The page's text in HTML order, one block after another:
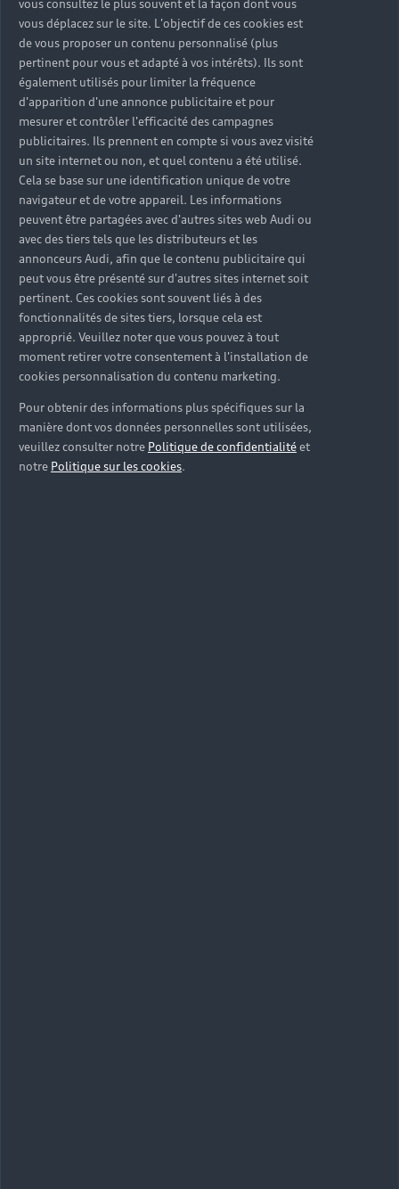
vous consultez le plus souvent et la façon dont vous
vous déplacez sur le site. L'objectif de ces cookies est
de vous proposer un contenu personnalisé (plus
pertinent pour vous et adapté à vos intérêts). Ils sont
également utilisés pour limiter la fréquence
d'apparition d'une annonce publicitaire et pour
mesurer et contrôler l'efficacité des campagnes
publicitaires. Ils prennent en compte si vous avez visité
un site internet ou non, et quel contenu a été utilisé.
Cela se base sur une identification unique de votre
navigateur et de votre appareil. Les informations
peuvent être partagées avec d'autres sites web Audi ou
avec des tiers tels que les distributeurs et les
annonceurs Audi, afin que le contenu publicitaire qui
peut vous être présenté sur d'autres sites internet soit
pertinent. Ces cookies sont souvent liés à des
fonctionnalités de sites tiers, lorsque cela est
approprié. Veuillez noter que vous pouvez à tout
moment retirer votre consentement à l'installation de
cookies personnalisation du contenu marketing.
Pour obtenir des informations plus spécifiques sur la
manière dont vos données personnelles sont utilisées,
veuillez consulter notre Politique de confidentialitéet
notre Politique sur les cookies.